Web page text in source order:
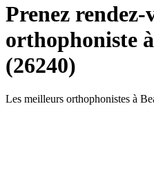
Prenez rendez-
orthophoniste
(26240)
Les meilleurs orthophonistes à